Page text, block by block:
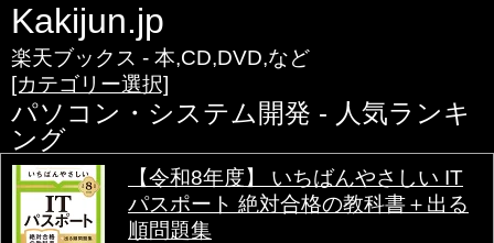
Kakijun.jp
楽天ブックス - 本,CD,DVD,など
[カテゴリー選択]
パソコン・システム開発 - 人気ランキ
ング
【令和8年度】 いちばんやさしい IT
パスポート 絶対合格の教科書＋出る
順問題集